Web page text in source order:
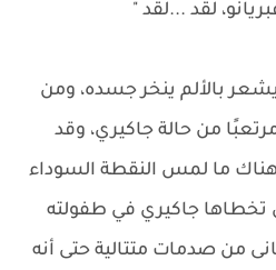
لقد ...لقد "
بالألم ينخر جسده، ومن
من حالة جاكيري، وقد
ما لمس النقطة السوداء
تخطاها جاكيري في طفولته
من صدمات متتالية حتى أنه